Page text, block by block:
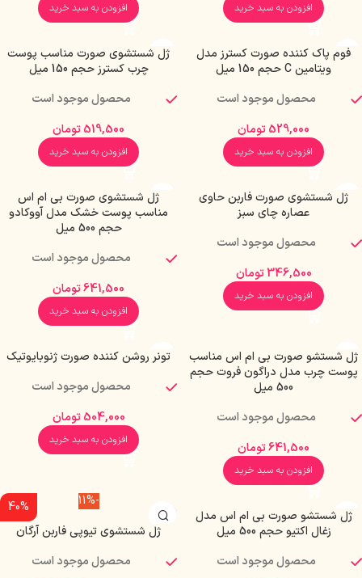
افزودن به سبد خرید افزودن به سبد خرید
فوم پاک کننده صورت کسترز مدل
ویتامین C حجم 150 میل
محصول موجود است
529,000تومان
افزودن به سبد خرید
ژل شستشوی صورت مناسب پوست
چرب کسترز حجم 150 میل
محصول موجود است
519,500تومان
افزودن به سبد خرید
ژل شستشوی صورت فاربن حاوی
عصاره چای سبز
محصول موجود است
346,500 تومان
افزودن به سبد خرید
ژل شستشوی صورت بی ام اس
مناسب پوست خشک مدل آووکادو
حجم 500 میل
محصول موجود است
641,500تومان
افزودن به سبد خرید
ژل شستشو صورت بی ام اس مناسب
پوست چرب مدل دراگون فروت حجم
500 میل
محصول موجود است
641,500تومان
افزودن به سبد خرید
تونر روشن کننده صورت ژنوبایوتیک
محصول موجود است
504,000 تومان
افزودن به سبد خرید
ژل شستشو صورت بی ام اس مدل
زغال اکتیو حجم 500 میل
محصول موجود است
40%
-11%
ژل شستشوی تیوپی فاربن آرگان
محصول موجود است